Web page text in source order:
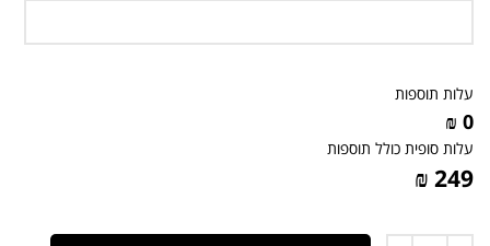
עלות תוספות
0 ₪
עלות סופית כולל תוספות
249 ₪